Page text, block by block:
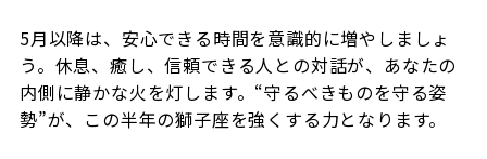
5月以降は、安心できる時間を意識的に増やしましょ
う。休息、癒し、信頼できる人との対話が、あなたの
内側に静かな火を灯します。“守るべきものを守る姿
勢”が、この半年の獅子座を強くする力となります。